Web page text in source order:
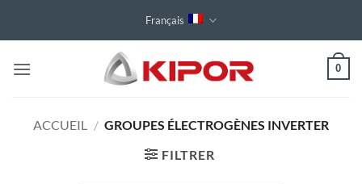
Français
0
ACCUEIL / GROUPES ÉLECTROGÈNES INVERTER
FILTRER